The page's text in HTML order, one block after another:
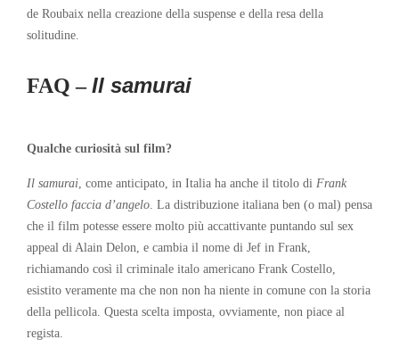
de Roubaix nella creazione della suspense e della resa della
solitudine.
FAQ –Il samurai
Qualche curiosità sul film?
Il samurai, come anticipato, in Italia ha anche il titolo di Frank
Costello faccia d’angelo. La distribuzione italiana ben (o mal) pensa
che il film potesse essere molto più accattivante puntando sul sex
appeal di Alain Delon, e cambia il nome di Jef in Frank,
richiamando così il criminale italo americano Frank Costello,
esistito veramente ma che non non ha niente in comune con la storia
della pellicola. Questa scelta imposta, ovviamente, non piace al
regista.